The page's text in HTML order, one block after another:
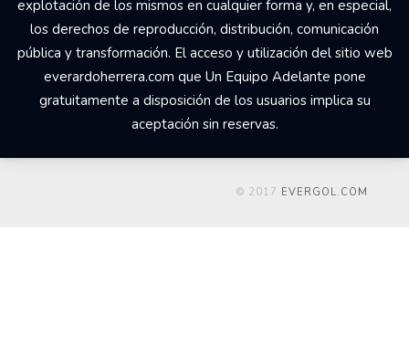
explotación de los mismos en cualquier forma y, en especial,
los derechos de reproducción, distribución, comunicación
pública y transformación. El acceso y utilización del sitio web
everardoherrera.com que Un Equipo Adelante pone
gratuitamente a disposición de los usuarios implica su
aceptación sin reservas.
© 2017 EVERGOL.COM